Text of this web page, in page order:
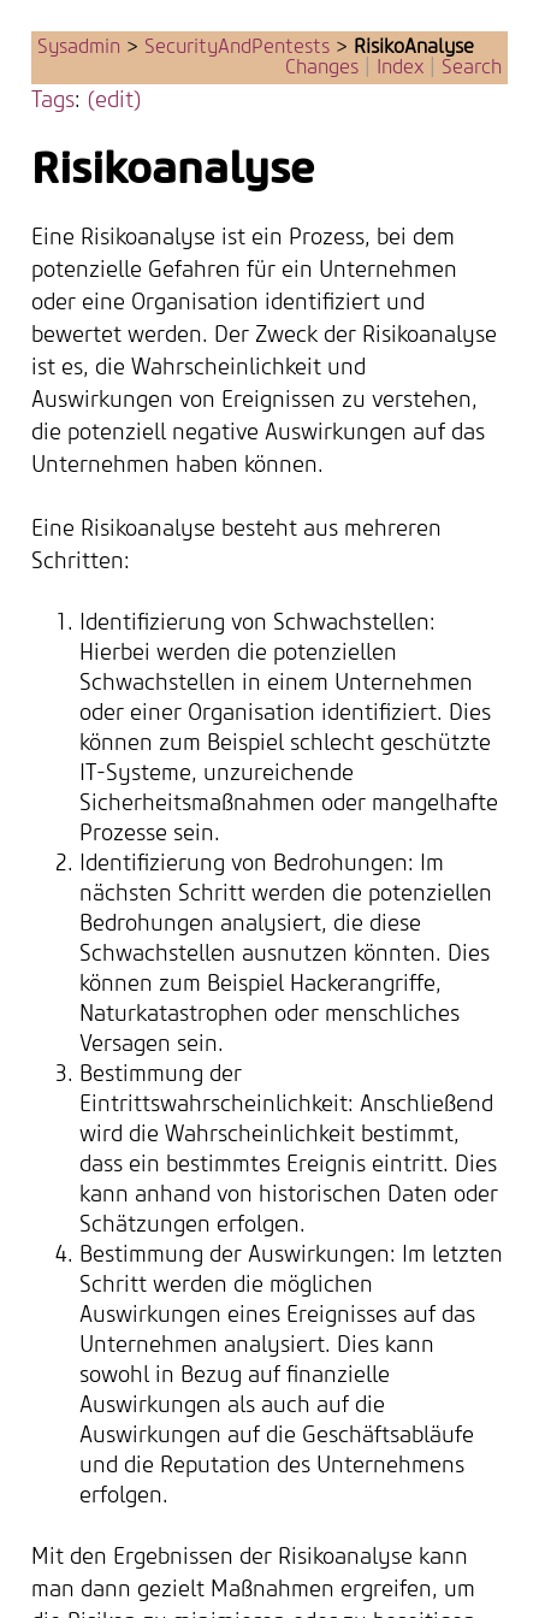
Sysadmin > SecurityAndPentests > RisikoAnalyse
Changes
Index Search
Tags: (edit)
Risikoanalyse
Eine Risikoanalyse ist ein Prozess, bei dem
potenzielle Gefahren für ein Unternehmen
oder eine Organisation identifiziert und
bewertet werden. Der Zweck der Risikoanalyse
ist es, die Wahrscheinlichkeit und
Auswirkungen von Ereignissen zu verstehen,
die potenziell negative Auswirkungen auf das
Unternehmen haben können.
Eine Risikoanalyse besteht aus mehreren
Schritten:
Identifizierung von Schwachstellen:
Hierbei werden die potenziellen
Schwachstellen in einem Unternehmen
oder einer Organisation identifiziert. Dies
können zum Beispiel schlecht geschützte
IT-Systeme, unzureichende
Sicherheitsmaßnahmen oder mangelhafte
Prozesse sein.
Identifizierung von Bedrohungen: Im
nächsten Schritt werden die potenziellen
Bedrohungen analysiert, die diese
Schwachstellen ausnutzen könnten. Dies
können zum Beispiel Hackerangriffe,
Naturkatastrophen oder menschliches
Versagen sein.
Bestimmung der
Eintrittswahrscheinlichkeit: Anschließend
wird die Wahrscheinlichkeit bestimmt,
dass ein bestimmtes Ereignis eintritt. Dies
kann anhand von historischen Daten oder
Schätzungen erfolgen.
Bestimmung der Auswirkungen: Im letzten
Schritt werden die möglichen
Auswirkungen eines Ereignisses auf das
Unternehmen analysiert. Dies kann
sowohl in Bezug auf finanzielle
Auswirkungen als auch auf die
Auswirkungen auf die Geschäftsabläufe
und die Reputation des Unternehmens
erfolgen.
Mit den Ergebnissen der Risikoanalyse kann
man dann gezielt Maßnahmen ergreifen, um